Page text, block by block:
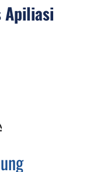
Apiliasi